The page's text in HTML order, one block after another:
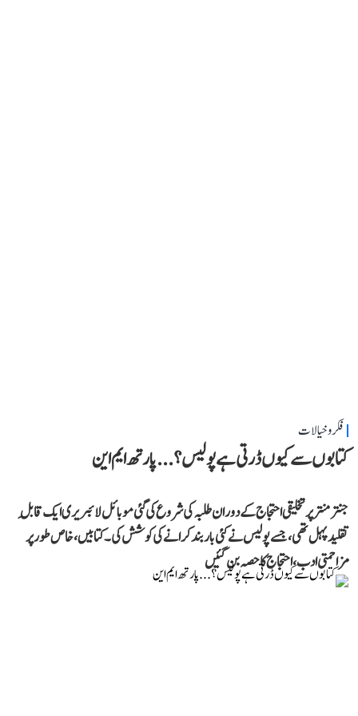
فکر و خیالات
کتابوں سے کیوں ڈرتی ہے پولیس؟...پارتھ ایم این
جنتر منتر پر تخلیقی احتجاج کے دوران طلبہ کی شروع کی گئی موبائل لائبریری ایک قابلِ
تقلید پہل تھی، جسے پولیس نے کئی بار بند کرانے کی کوشش کی۔ کتابیں، خاص طور پر
مزاحمتی ادب، احتجاج کا حصہ بن گئیں